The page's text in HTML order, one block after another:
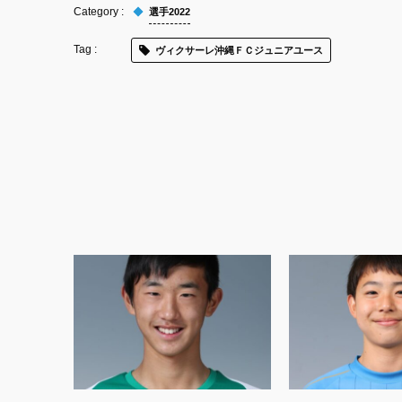
選手2022
ヴィクサーレ沖縄ＦＣジュニアユース